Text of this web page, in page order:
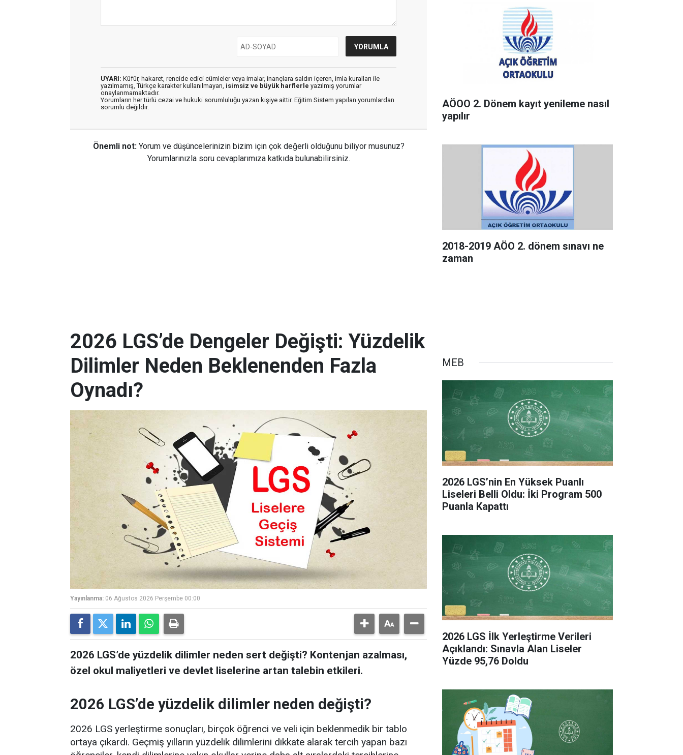
UYARI: Küfür, hakaret, rencide edici cümleler veya imalar, inançlara saldırı içeren, imla kuralları ile
yazılmamış, Türkçe karakter kullanılmayan, isimsiz ve büyük harflerle yazılmış yorumlar
onaylanmamaktadır.
Yorumların her türlü cezai ve hukuki sorumluluğu yazan kişiye aittir. Eğitim Sistem yapılan yorumlardan
sorumlu değildir.
Önemli not: Yorum ve düşüncelerinizin bizim için çok değerli olduğunu biliyor musunuz?
Yorumlarınızla soru cevaplarımıza katkıda bulunabilirsiniz.
AÖOO 2. Dönem kayıt yenileme nasıl
yapılır
2018-2019 AÖO 2. dönem sınavı ne
zaman
2026 LGS’de Dengeler Değişti: Yüzdelik
Dilimler Neden Beklenenden Fazla
Oynadı?
Yayınlanma: 06 Ağustos 2026 Perşembe 00:00
2026 LGS’de yüzdelik dilimler neden sert değişti? Kontenjan azalması,
özel okul maliyetleri ve devlet liselerine artan talebin etkileri.
2026 LGS’de yüzdelik dilimler neden değişti?
2026 LGS yerleştirme sonuçları, birçok öğrenci ve veli için beklenmedik bir tablo
ortaya çıkardı. Geçmiş yılların yüzdelik dilimlerini dikkate alarak tercih yapan bazı
MEB
2026 LGS’nin En Yüksek Puanlı
Liseleri Belli Oldu: İki Program 500
Puanla Kapattı
2026 LGS İlk Yerleştirme Verileri
Açıklandı: Sınavla Alan Liseler
Yüzde 95,76 Doldu